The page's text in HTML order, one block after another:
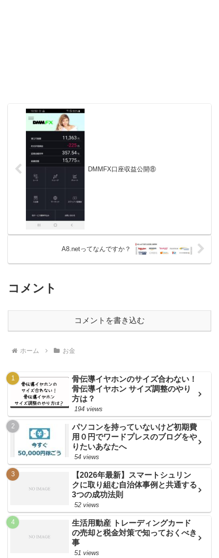
DMMFX口座収益公開⑧
A8.netってなんですか？
コメント
コメントを書き込む
ホーム お金
骨伝導イヤホンのサイズ合わない！
骨伝導イヤホン サイズ調整のやり
方は？
194 views
パソコンを持っていないけど初期費
用０円でワードプレスのブログをや
りたいあなたへ
54 views
【2026年最新】スマートシュリン
クに取り組む自治体事例と共通する
3つの成功法則
52 views
生活用動産 トレーディングカード
の売却と税金対策で知っておくべき
事
51 views